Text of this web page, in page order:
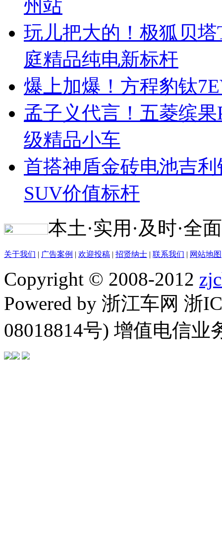
州站
玩儿把大的！极狐贝
庭精品纯电新标杆
爆上加爆！方程豹钛
孟子义代言！五菱缤
级精品小车
首搭神盾金砖电池吉
SUV价值标杆
本土·实用·及时·全
关于我们 | 广告案例 | 欢迎投稿 | 招贤纳士 | 联系我们 | 网站地图
Copyright © 2008-2012
Powered by 浙江车网 浙
08018814号) 增值电信业